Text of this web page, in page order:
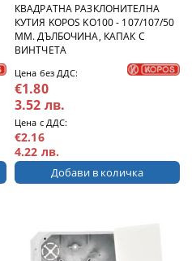
КВАДРАТНА РАЗКЛОНИТЕЛНА
КУТИЯ KOPOS KO100 - 107/107/50
ММ. ДЪЛБОЧИНА, КАПАК С
ВИНТЧЕТА
Цена без ДДС:
€1.80
3.52 лв.
Цена с ДДС:
€2.16
4.22 лв.